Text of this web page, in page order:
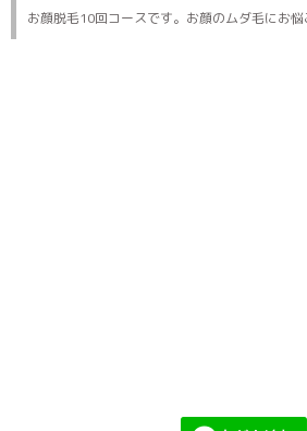
お顔脱毛10回コースです。お顔のムダ毛にお悩